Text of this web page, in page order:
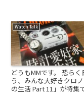
Watch Talk
どうもMMです。 恐らく日本の時計オタクは大方読んでいるであろ
う、みんな大好きクロ
の生活 Part 11」が特集